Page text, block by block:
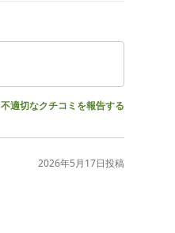
不適切なクチコミを報告する
2026年5月17日投稿